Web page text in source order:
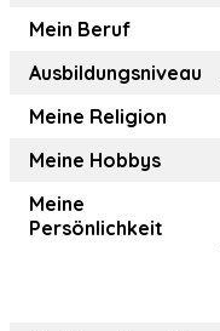
Mein Beruf
Ausbildungsniveau
Meine Religion
Meine Hobbys
Meine
Persönlichkeit